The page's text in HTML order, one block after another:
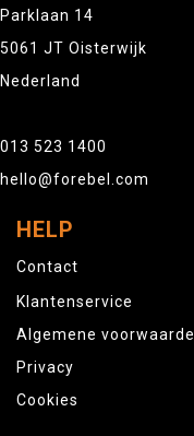
Parklaan 14
5061 JT Oisterwijk
Nederland
013 523 1400
hello@forebel.com
HELP
Contact
Klantenservice
Algemene
Privacy
Cookies